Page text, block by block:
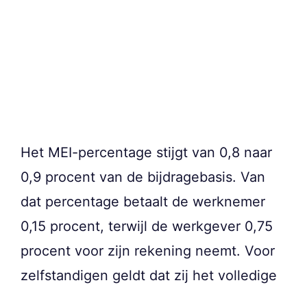
Het MEI-percentage stijgt van 0,8 naar
0,9 procent van de bijdragebasis. Van
dat percentage betaalt de werknemer
0,15 procent, terwijl de werkgever 0,75
procent voor zijn rekening neemt. Voor
zelfstandigen geldt dat zij het volledige